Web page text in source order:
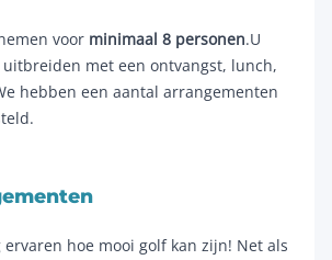
voor minimaal 8 personen.U
met een ontvangst, lunch,
hebben een aantal arrangementen
ervaren hoe mooi golf kan zijn! Net als